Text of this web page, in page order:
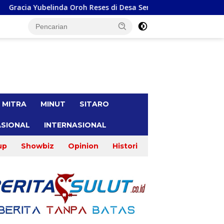
Reses di Desa Seretan, Warga Keluhkan Soal Perbaikkan
MITRA MINUT SITARO
INTERNASIONAL
Showbiz Opinion Histori